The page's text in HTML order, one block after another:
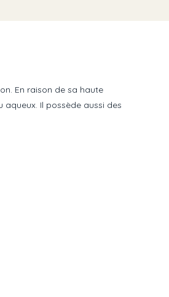
En raison de sa haute
Il possède aussi des